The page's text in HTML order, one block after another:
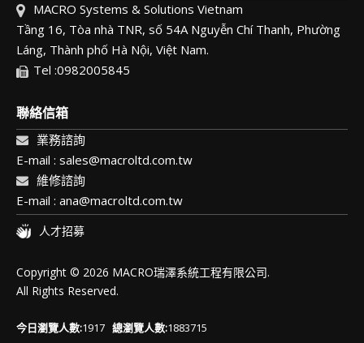
MACRO Systems & Solutions Vietnam
Tầng 16, Tòa nhà TNR, số 54A Nguyễn Chí Thanh, Phường
Láng, Thành phố Hà Nội, Việt Nam.
Tel :0982005845
聯絡信箱
業務諮詢
E-mail : sales@macroltd.com.tw
維修諮詢
E-mail : ana@macroltd.com.tw
人才招募
Copyright © 2026 MACRO瑞澤系統工程有限公司.
All Rights Reserved.
今日瀏覽人數:1917 總瀏覽人數:1883715